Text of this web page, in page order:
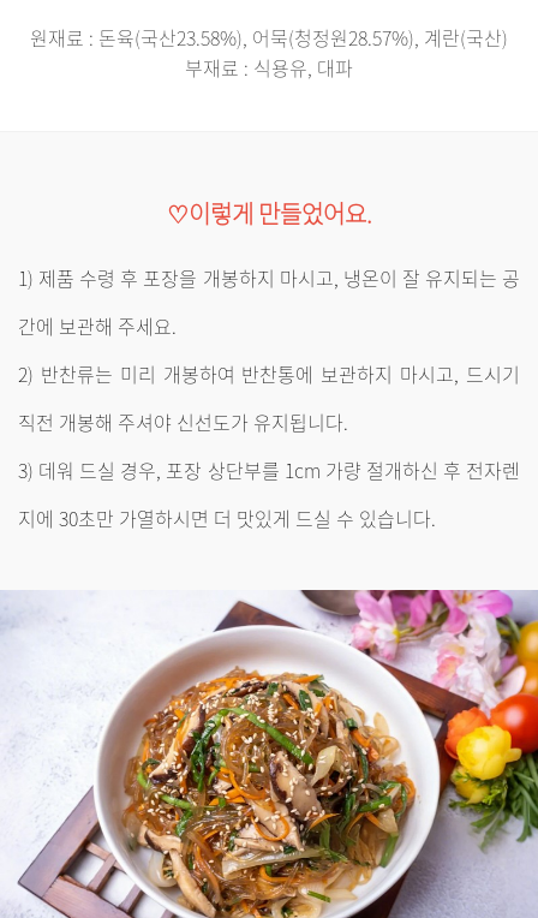
원재료 : 돈육(국산23.58%), 어묵(청정원28.57%), 계란(국산)
부재료 : 식용유, 대파
♡이렇게 만들었어요.
1) 제품 수령 후 포장을 개봉하지 마시고, 냉온이 잘 유지되는 공
간에 보관해 주세요.
2) 반찬류는 미리 개봉하여 반찬통에 보관하지 마시고, 드시기
직전 개봉해 주셔야 신선도가 유지됩니다.
3) 데워 드실 경우, 포장 상단부를 1cm 가량 절개하신 후 전자렌
지에 30초만 가열하시면 더 맛있게 드실 수 있습니다.